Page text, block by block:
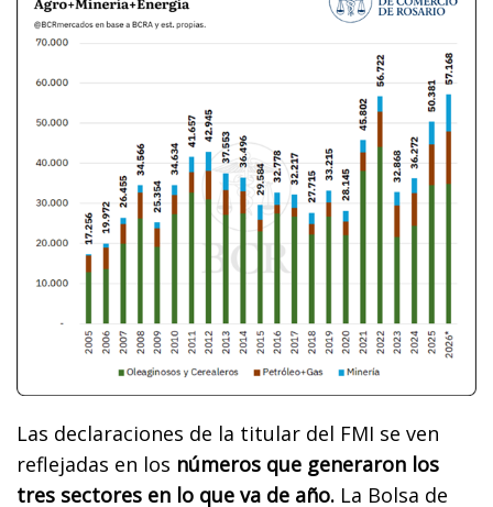
Las declaraciones de la titular del FMI se ven
reflejadas en los números que generaron los
tres sectores en lo que va de año. La Bolsa de